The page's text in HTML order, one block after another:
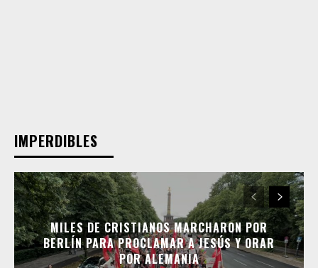
IMPERDIBLES
MILES DE CRISTIANOS MARCHARON POR
BERLÍN PARA PROCLAMAR A JESÚS Y ORAR
POR ALEMANIA